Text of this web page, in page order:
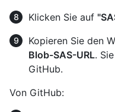
Klicken Sie auf
Kopieren Sie den
Blob-SAS-URL.
GitHub.
Von GitHub: